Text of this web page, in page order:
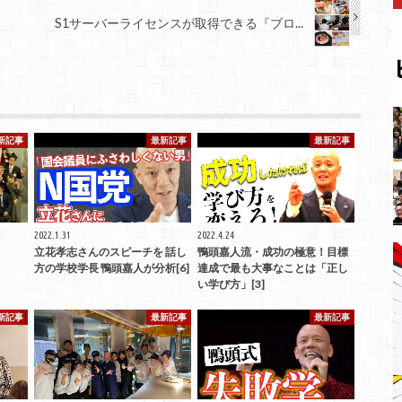
S1サーバーライセンスが取得できる『ブロ...
記事 最新記事
2022.1.31
立花孝志さんのスピーチを 話し
方の学校学長 鴨頭嘉人が分析[6]
最新記事
2022.4.24
鴨頭嘉人流・成功の極意！目標
達成で最も大事なことは「正し
い学び方」[3]
記事 最新記事 最新記事